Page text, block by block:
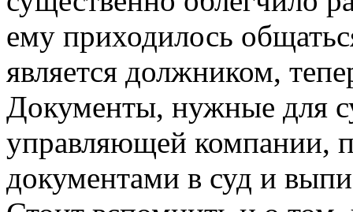
ему приходилось
является должником,
Документы, нужные для
управляющей компании,
документами в суд и